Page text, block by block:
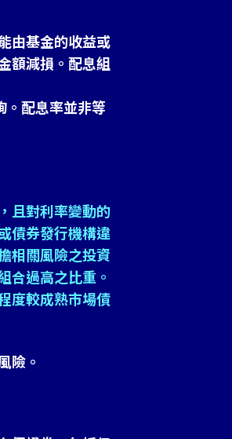
由基金的收益或
額減損。配息組
。配息率並非等
且對利率變動的
債券發行機構違
相關風險之投資
合過高之比重。
度較成熟市場債
險。